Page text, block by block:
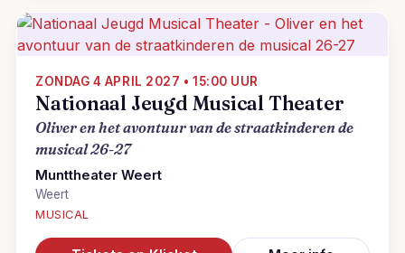
ZONDAG 4 APRIL 2027 • 15:00 UUR
Nationaal Jeugd Musical Theater
Oliver en het avontuur van de straatkinderen de
musical 26-27
Munttheater Weert
Weert
MUSICAL